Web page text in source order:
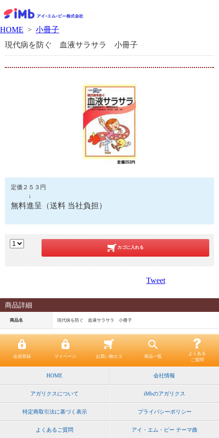
HOME > 小冊子
現代病を防ぐ 血液サラサラ 小冊子
定価２５３円
↓
無料進呈（送料 当社負担）
カゴに入れる
Tweet
商品詳細
商品名 現代病を防ぐ 血液サラサラ 小冊子
会員登録 マイページ お買い物カゴ 商品一覧
よくある
ご質問
HOME 会社情報
アガリクスについて iMbのアガリクス
特定商取引法に基づく表示 プライバシーポリシー
よくあるご質問 アイ・エム・ビー テーマ曲